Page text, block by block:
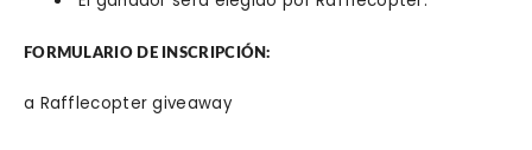
FORMULARIO DE INSCRIPCIÓN:
a Rafflecopter giveaway